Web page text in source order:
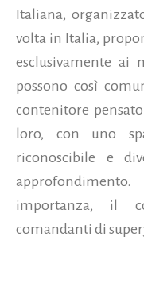
Italiana,
volta in Italia,
esclusivamente
possono così
contenitore
loro, con uno
riconoscibile e
importanza, il
comandanti di